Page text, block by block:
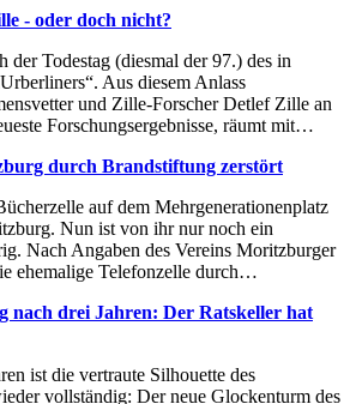
- oder doch nicht?
der Todestag (diesmal der 97.) des in
Aus diesem Anlass
und Zille-Forscher Detlef Zille an
Forschungsergebnisse, räumt mit…
durch Brandstiftung zerstört
auf dem Mehrgenerationenplatz
Nun ist von ihr nur noch ein
Nach Angaben des Vereins Moritzburger
ehemalige Telefonzelle durch…
nach drei Jahren: Der Ratskeller hat
ist die vertraute Silhouette des
vollständig: Der neue Glockenturm des